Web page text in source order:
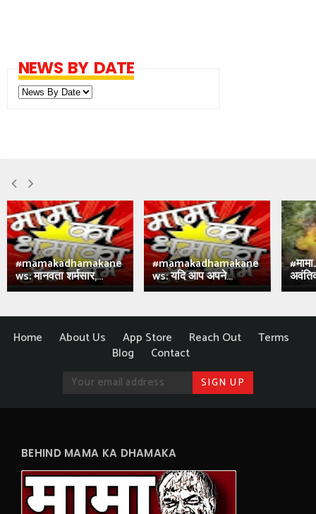
NEWS BY DATE
#mamakadhamakane
ws: मानवता शर्मसार,...
#mamakadhamakane
ws: यदि आप अपने...
Home About Us App Store Reach Out
Terms
Blog
Contact
BEHIND MAMA KA DHAMAKA